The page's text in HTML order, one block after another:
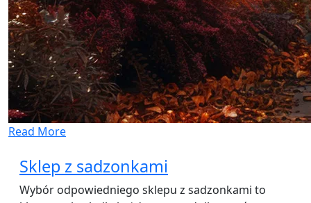
Read More
Sklep z sadzonkami
Wybór odpowiedniego sklepu z sadzonkami to